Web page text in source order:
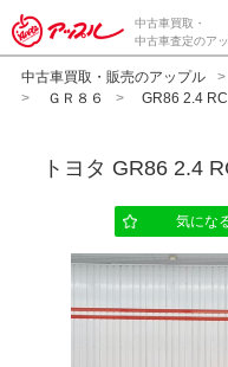
中古車買取・
中古車査定のア
中古車買取・販売のアップル
ＧＲ８６
GR86 2.4 RC
トヨタ GR86 2.4
気にな